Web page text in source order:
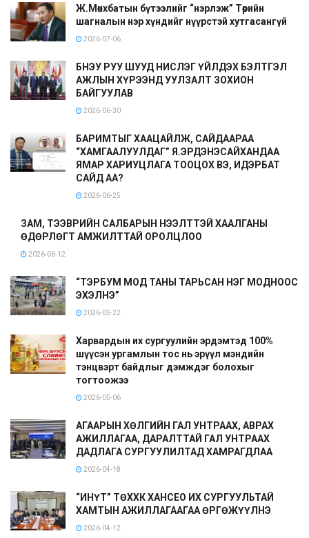
Ж.Мөнхбатын бүтээлийг “нэрлэж” Төрийн
шагналын нэр хүндийг нүүрстэй хутгасангүй
2026-07-06
БНЭУ РУУ ШУУД НИСЛЭГ ҮЙЛДЭХ БЭЛТГЭЛ
АЖЛЫН ХҮРЭЭНД УУЛЗАЛТ ЗОХИОН
БАЙГУУЛАВ
2026-06-30
БАРИМТЫГ ХААЦАЙЛЖ, САЙДААРАА
“ХАМГААЛУУЛДАГ” Я.ЭРДЭНЭСАЙХАНДАА
ЯМАР ХАРИУЦЛАГА ТООЦОХ ВЭ, ИДЭРБАТ
САЙД АА?
2026-06-25
ЗАМ, ТЭЭВРИЙН САЛБАРЫН НЭЭЛТТЭЙ ХААЛГАНЫ
ӨДӨРЛӨГТ АМЖИЛТТАЙ ОРОЛЦЛОО
2026-06-12
“ТЭРБУМ МОД ТАНЫ ТАРЬСАН НЭГ МОДНООС
ЭХЭЛНЭ”
2026-05-22
Харвардын их сургуулийн эрдэмтэд 100%
шүүсэн ургамлын тос нь эрүүл мэндийн
тэнцвэрт байдлыг дэмждэг болохыг
тогтоожээ
2026-05-06
АГААРЫН ХӨЛГИЙН ГАЛ УНТРААХ, АВРАХ
АЖИЛЛАГАА, ДАРАЛТТАЙ ГАЛ УНТРААХ
ДАДЛАГА СУРГУУЛИЛТАД ХАМРАГДЛАА
2026-04-18
“ИНҮТ” ТӨХХК ХАНСЕО ИХ СУРГУУЛЬТАЙ
ХАМТЫН АЖИЛЛАГААГАА ӨРГӨЖҮҮЛНЭ
2026-04-12